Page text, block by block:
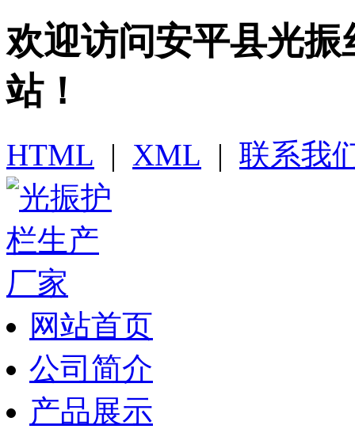
欢迎访问​安平县光
站！
HTML | XML | 联系我
网站首页
公司简介
产品展示